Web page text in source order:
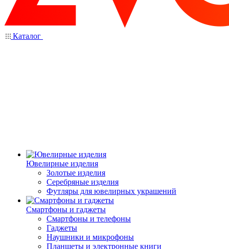
Каталог
Ювелирные изделия
Золотые изделия
Серебряные изделия
Футляры для ювелирных украшений
Смартфоны и гаджеты
Смартфоны и телефоны
Гаджеты
Наушники и микрофоны
Планшеты и электронные книги